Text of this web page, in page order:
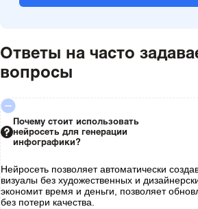
Ответы на часто
вопросы
Почему стоит использовать
нейросеть для генерации
инфографики?
Нейросеть позволяет автоматически
визуалы без художественных и
экономит время и деньги, позволяет
без потери качества.